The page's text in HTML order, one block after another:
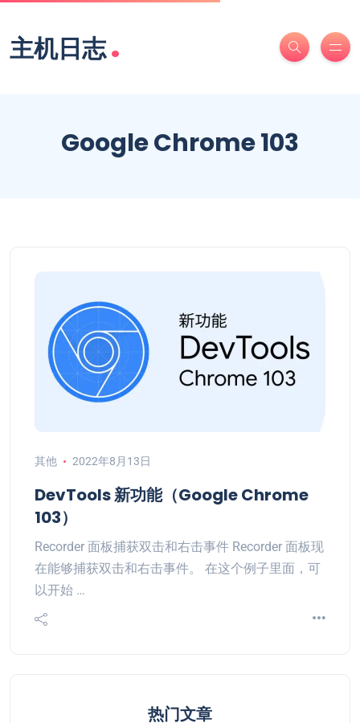
主机日志.
Google Chrome 103
其他 2022年8月13日
DevTools 新功能（Google Chrome
103）
Recorder 面板捕获双击和右击事件 Recorder 面板现
在能够捕获双击和右击事件。 在这个例子里面，可
以开始 …
热门文章